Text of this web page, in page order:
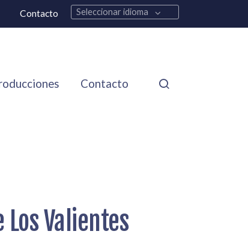
Contacto Seleccionar idioma
Contacto
Los Valientes